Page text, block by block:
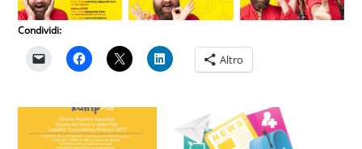
Condividi:
Altro